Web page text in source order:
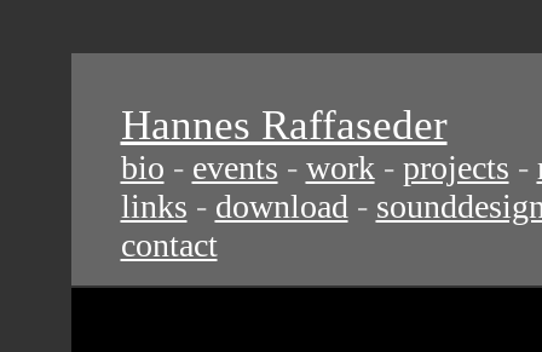
Hannes Raffaseder
bio - events - work - projects -
links - download -
contact